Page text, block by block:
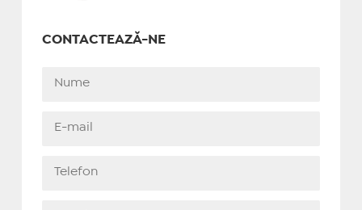
CONTACTEAZĂ-NE